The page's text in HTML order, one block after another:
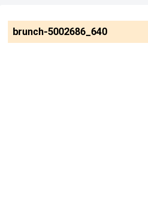
brunch-5002686_640